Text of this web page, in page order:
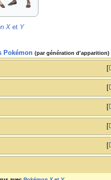
X et Y
Pokémon (par génération d'apparition)